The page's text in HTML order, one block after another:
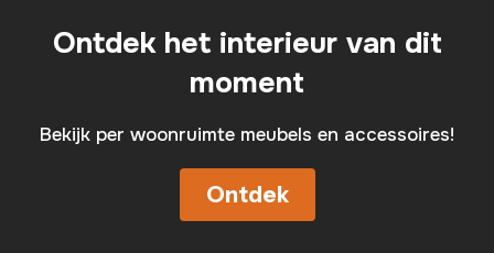
Ontdek het interieur van dit
moment
Bekijk per woonruimte meubels en accessoires!
Ontdek